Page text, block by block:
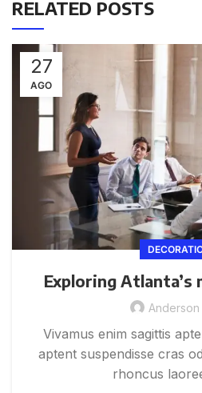
RELATED POSTS
27
AGO
Exploring Atlanta’s
Anderson
Vivamus enim sagittis
aptent suspendisse cras
rhoncus